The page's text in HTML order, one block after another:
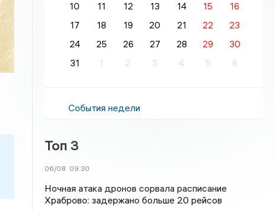
10
11 12 13 14 15
16
17
18 19 20 21 22
23
24
25 26 27 28 29
30
31
1 2 3 4 5 6
События недели
Топ 3
06/08 09:30
Ночная атака дронов сорвала расписание
Храброво: задержано больше 20 рейсов